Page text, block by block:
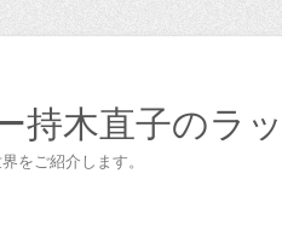
持木直子のラ
をご紹介します。